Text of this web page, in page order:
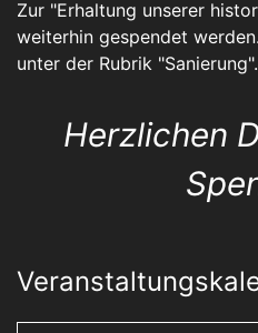
Zur "Erhaltung unserer
weiterhin gespendet
unter der Rubrik "Sanierung".
Herzlichen